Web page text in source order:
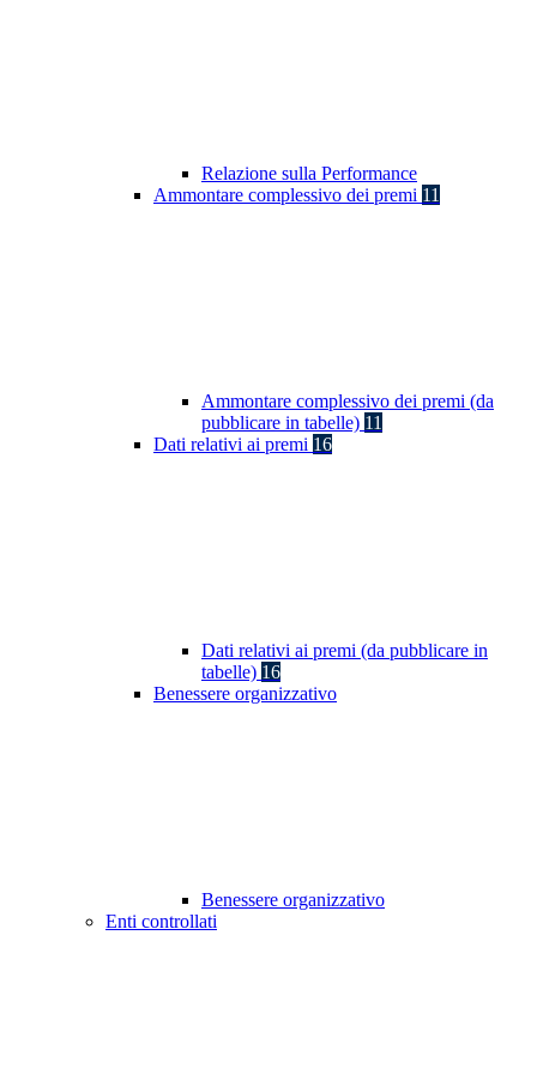
Relazione sulla Performance
Ammontare complessivo dei premi 11
Ammontare complessivo dei premi (da
pubblicare in tabelle) 11
Dati relativi ai premi 16
Dati relativi ai premi (da pubblicare in
tabelle) 16
Benessere organizzativo
Benessere organizzativo
Enti controllati